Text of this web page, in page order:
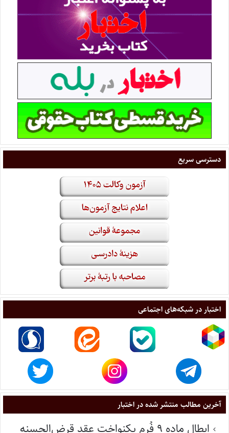
دسترسی سریع
اختبار در شبکه‌های اجتماعی
آخرین مطالب منتشر شده در اختبار
ابطال ماده ۹ فُرم یکنواخت عقد قرض‌الحسنه